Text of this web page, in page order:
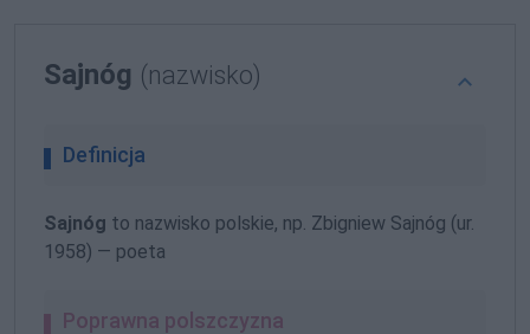
Sajnóg (nazwisko)
Definicja
Sajnóg to nazwisko polskie, np. Zbigniew Sajnóg (ur.
1958) — poeta
Poprawna polszczyzna